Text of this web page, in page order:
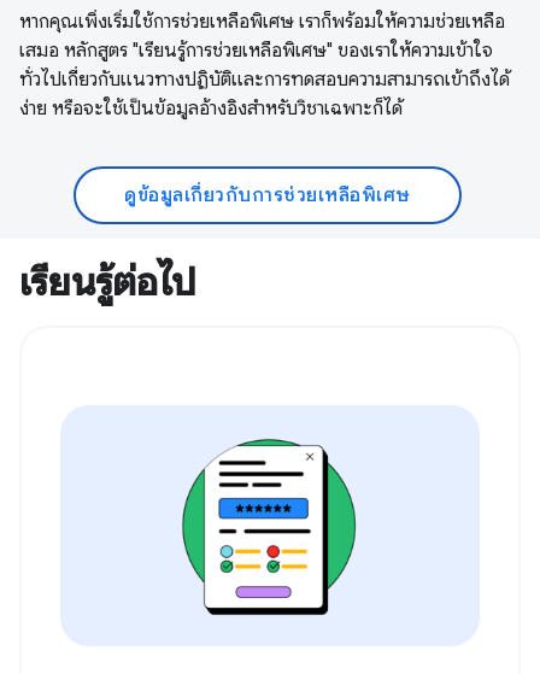
หากคุณเพิ่งเริ่มใช้การช่วยเหลือพิเศษ เราก็พร้อมให้ความช่วยเหลือ
เสมอ หลักสูตร "เรียนรู้การช่วยเหลือพิเศษ" ของเราให้ความเข้าใจ
ทั่วไปเกี่ยวกับแนวทางปฏิบัติและการทดสอบความสามารถเข้าถึงได้
ง่าย หรือจะใช้เป็นข้อมูลอ้างอิงสำหรับวิชาเฉพาะก็ได้
ดูข้อมูลเกี่ยวกับการช่วยเหลือพิเศษ
เรียนรู้ต่อไป